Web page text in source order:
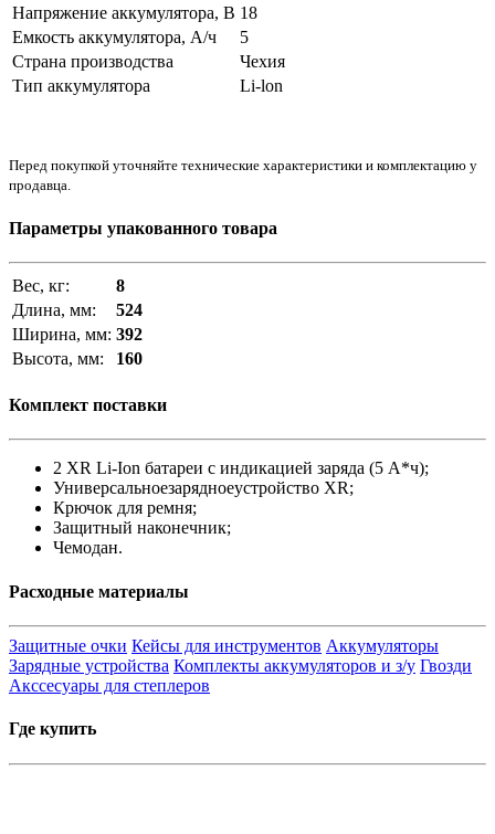
Напряжение аккумулятора, В 18
Емкость аккумулятора, А/ч
5
Страна производства
Чехия
Тип аккумулятора
Li-lon
Перед покупкой уточняйте технические характеристики и комплектацию у
продавца.
Параметры упакованного товара
Вес, кг:
8
Длина, мм:
524
Ширина, мм: 392
Высота, мм:
160
Комплект поставки
2 XR Li-Ion батареи с индикацией заряда (5 А*ч);
Универсальноезарядноеустройство XR;
Крючок для ремня;
Защитный наконечник;
Чемодан.
Расходные материалы
Защитные очки Кейсы для инструментов Аккумуляторы
Зарядные устройства Комплекты аккумуляторов и з/у Гвозди
Акссесуары для степлеров
Где купить